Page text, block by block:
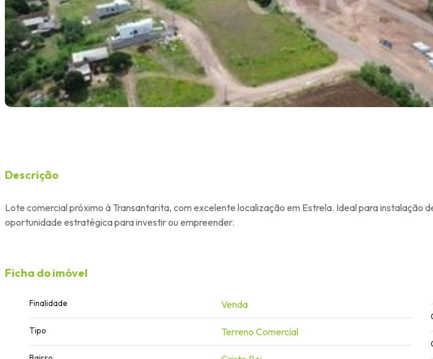
Descrição
Lote comercial próximo à Transantarita, com excelente localização em Estrela. Ideal para
oportunidade estratégica para investir ou empreender.
Ficha do imóvel
Finalidade Venda
Tipo Terreno Comercial